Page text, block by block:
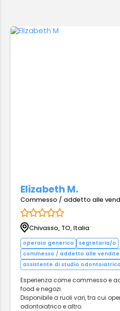
Elizabeth M.
Commesso / addetto alle
Chivasso, TO, Italia
operaio generico
segretaria/o
commesso / addetto alle vendite
assistente di studio odontoiatrico
Esperienza come commesso e
food e negozi.
Disponibile a ruoli vari, tra cui
odontoiatrico e altro.